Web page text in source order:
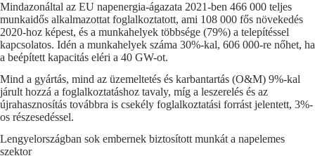
Mindazonáltal az EU napenergia-ágazata 2021-ben 466 000 teljes
munkaidős alkalmazottat foglalkoztatott, ami 108 000 fős növekedés
2020-hoz képest, és a munkahelyek többsége (79%) a telepítéssel
kapcsolatos. Idén a munkahelyek száma 30%-kal, 606 000-re nőhet, ha
a beépített kapacitás eléri a 40 GW-ot.
Mind a gyártás, mind az üzemeltetés és karbantartás (O&M) 9%-kal
járult hozzá a foglalkoztatáshoz tavaly, míg a leszerelés és az
újrahasznosítás továbbra is csekély foglalkoztatási forrást jelentett, 3%-
os részesedéssel.
Lengyelországban sok embernek biztosított munkát a napelemes
szektor